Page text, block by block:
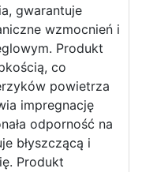
gwarantuje
wzmocnień i
Produkt
co
powietrza
impregnację
odporność na
błyszczącą i
Produkt